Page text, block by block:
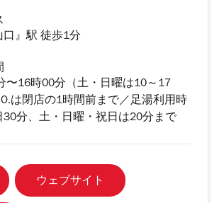
口』駅 徒歩1分
〜16時00分（土・日曜は10～17
は閉店の1時間前まで／足湯利用時
30分、土・日曜・祝日は20分まで
ウェブサイト